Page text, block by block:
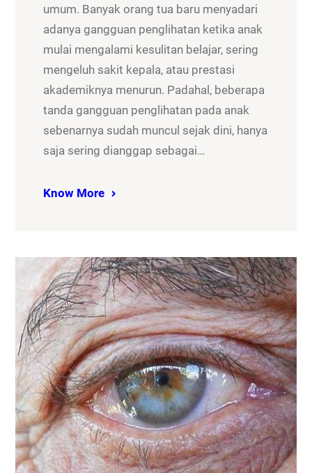
umum. Banyak orang tua baru menyadari
adanya gangguan penglihatan ketika anak
mulai mengalami kesulitan belajar, sering
mengeluh sakit kepala, atau prestasi
akademiknya menurun. Padahal, beberapa
tanda gangguan penglihatan pada anak
sebenarnya sudah muncul sejak dini, hanya
saja sering dianggap sebagai…
Know More